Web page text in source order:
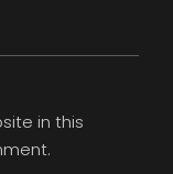
in this